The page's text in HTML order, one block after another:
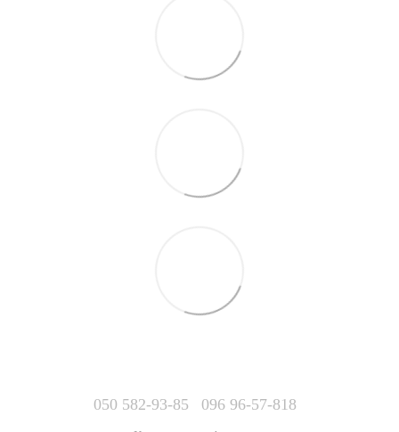
050 582-93-85 096 96-57-818